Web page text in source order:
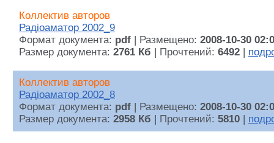
Коллектив авторов
Радiоаматор 2002_9
Формат документа: pdf | Размещено: 2008-10-30
Размер документа: 2761 Кб | Прочтений: 6492
Коллектив авторов
Радiоаматор 2002_8
Формат документа: pdf | Размещено: 2008-10-30
Размер документа: 2958 Кб | Прочтений: 5810